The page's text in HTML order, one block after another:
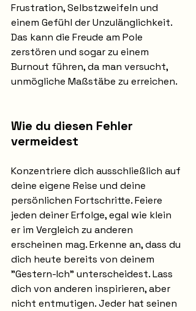
Frustration, Selbstzweifeln und
einem Gefühl der Unzulänglichkeit.
Das kann die Freude am Pole
zerstören und sogar zu einem
Burnout führen, da man versucht,
unmögliche Maßstäbe zu erreichen.
Wie du diesen Fehler
vermeidest
Konzentriere dich ausschließlich auf
deine eigene Reise und deine
persönlichen Fortschritte. Feiere
jeden deiner Erfolge, egal wie klein
er im Vergleich zu anderen
erscheinen mag. Erkenne an, dass du
dich heute bereits von deinem
"Gestern-Ich" unterscheidest. Lass
dich von anderen inspirieren, aber
nicht entmutigen. Jeder hat seinen